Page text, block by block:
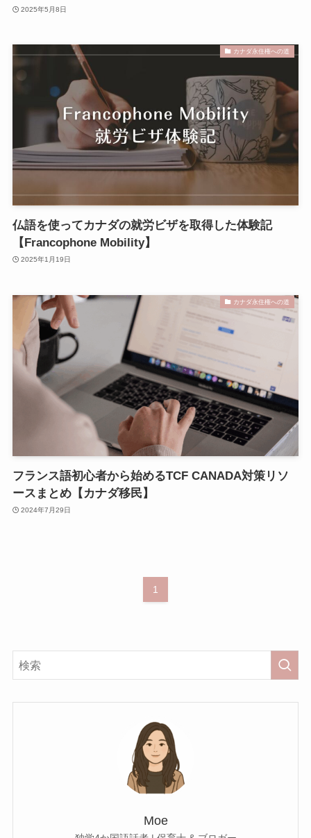
2025年5月8日
カナダ永住権への道
仏語を使ってカナダの就労ビザを取得した体験記
【Francophone Mobility】
2025年1月19日
カナダ永住権への道
フランス語初心者から始めるTCF CANADA対策リソ
ースまとめ【カナダ移民】
2024年7月29日
1
Moe